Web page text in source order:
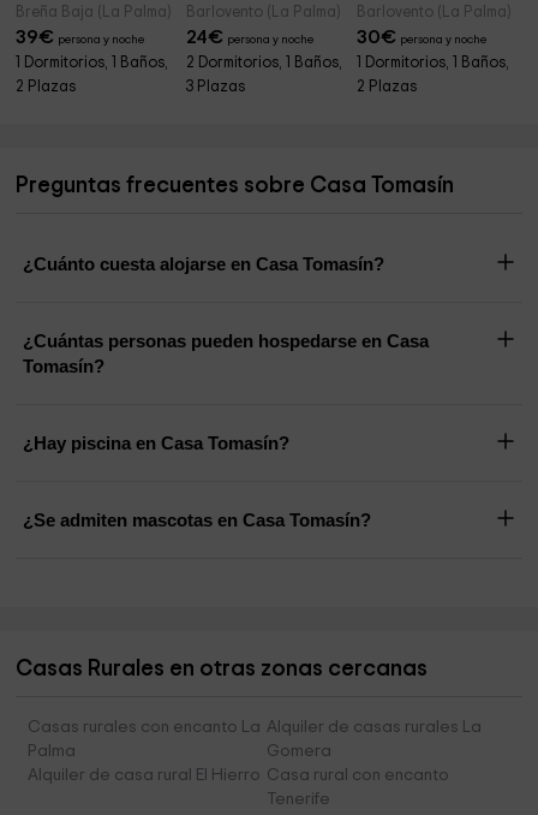
Breña Baja (La Palma)
39€ persona y noche
1 Dormitorios, 1 Baños,
2 Plazas
Barlovento (La Palma)
24€ persona y noche
2 Dormitorios, 1 Baños,
3 Plazas
Barlovento (La Palma)
30€ persona y noche
1 Dormitorios, 1 Baños,
2 Plazas
Preguntas frecuentes sobre Casa Tomasín
¿Cuánto cuesta alojarse en Casa Tomasín?
¿Cuántas personas pueden hospedarse en Casa
Tomasín?
¿Hay piscina en Casa Tomasín?
¿Se admiten mascotas en Casa Tomasín?
Casas Rurales en otras zonas cercanas
Casas rurales con encanto La
Palma
Alquiler de casas rurales La
Gomera
Alquiler de casa rural El Hierro Casa rural con encanto
Tenerife